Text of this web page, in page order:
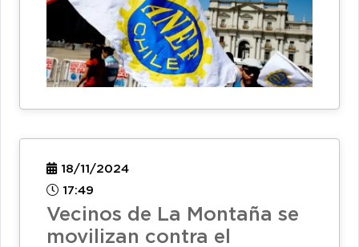
18/11/2024
17:49
Vecinos de La Montaña se
movilizan contra el